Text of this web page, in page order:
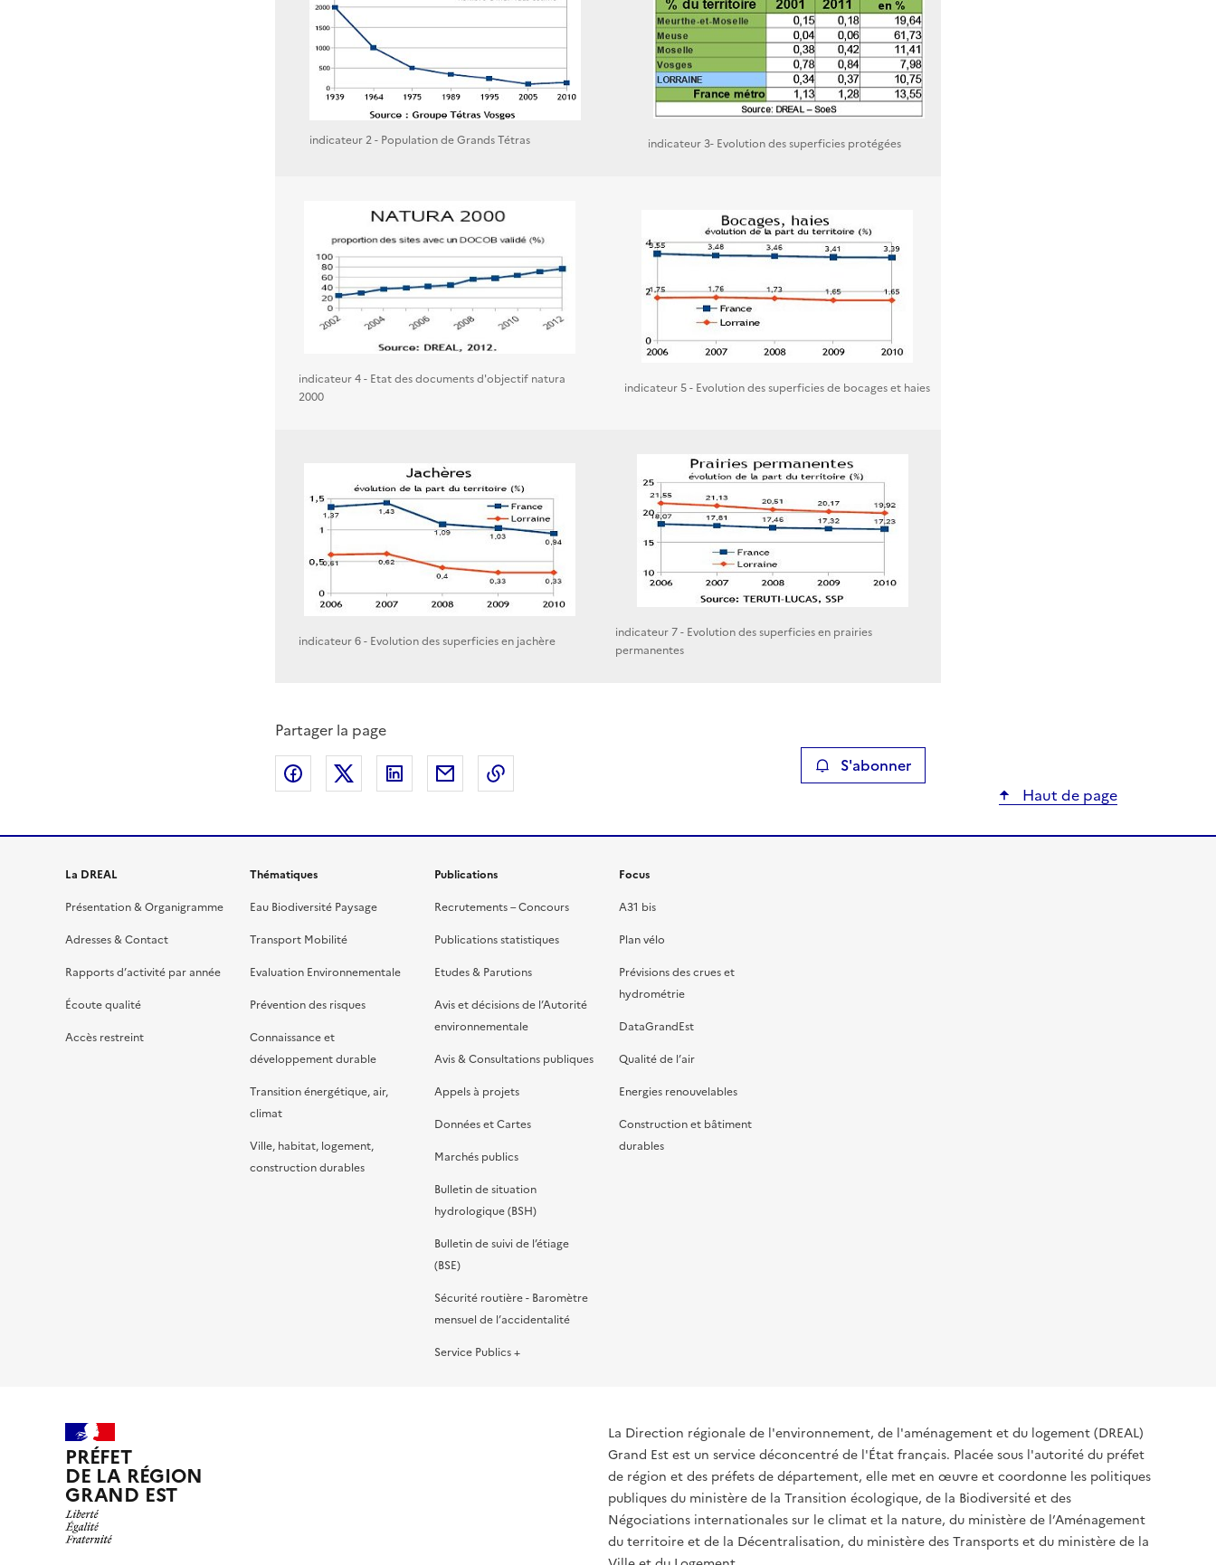
indicateur 2 - Population de Grands Tétras indicateur 3- Evolution des superficies protégées
indicateur 4 - Etat des documents d'objectif natura
2000
indicateur 5 - Evolution des superficies de bocages et haies
indicateur 6 - Evolution des superficies en jachère
indicateur 7 - Evolution des superficies en prairies
permanentes
Partager la page
Partager sur Facebook
Partager sur XPartager sur LinkedIn
Partager par emailCopier le lien de la page dans le presse-papier S'abonner
Haut de page
La DREAL
Présentation & Organigramme
Adresses & Contact
Rapports d’activité par année
Écoute qualité
Accès restreint
Thématiques
Eau Biodiversité Paysage
Transport Mobilité
Evaluation Environnementale
Prévention des risques
Connaissance et
développement durable
Transition énergétique, air,
climat
Ville, habitat, logement,
construction durables
Publications
Recrutements – Concours
Publications statistiques
Etudes & Parutions
Avis et décisions de l’Autorité
environnementale
Avis & Consultations publiques
Appels à projets
Données et Cartes
Marchés publics
Bulletin de situation
hydrologique (BSH)
Bulletin de suivi de l’étiage
(BSE)
Sécurité routière - Baromètre
mensuel de l’accidentalité
Service Publics +
Focus
A31 bis
Plan vélo
Prévisions des crues et
hydrométrie
DataGrandEst
Qualité de l’air
Energies renouvelables
Construction et bâtiment
durables
PRÉFET
DE LA RÉGION
GRAND EST
La Direction régionale de l'environnement, de l'aménagement et du logement (DREAL)
Grand Est est un service déconcentré de l'État français. Placée sous l'autorité du préfet
de région et des préfets de département, elle met en œuvre et coordonne les politiques
publiques du ministère de la Transition écologique, de la Biodiversité et des
Négociations internationales sur le climat et la nature, du ministère de l’Aménagement
du territoire et de la Décentralisation, du ministère des Transports et du ministère de la